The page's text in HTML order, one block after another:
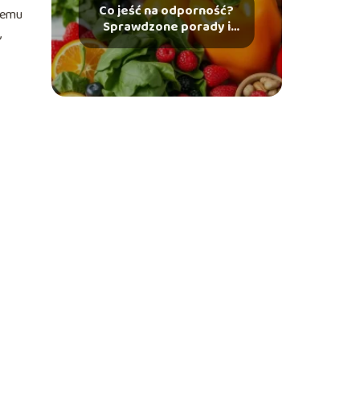
Co jeść na odporność?
Sprawdzone porady i
wskazówki